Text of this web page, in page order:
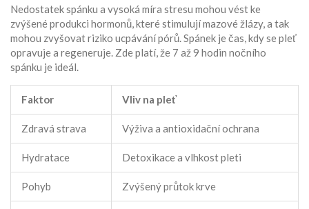
Nedostatek spánku a vysoká míra stresu mohou vést ke
zvýšené produkci hormonů, které stimulují mazové žlázy, a tak
mohou zvyšovat riziko ucpávání pórů. Spánek je čas, kdy se pleť
opravuje a regeneruje. Zde platí, že 7 až 9 hodin nočního
spánku je ideál.
Faktor Vliv na pleť
Zdravá strava Výživa a antioxidační ochrana
Hydratace Detoxikace a vlhkost pleti
Pohyb Zvýšený průtok krve